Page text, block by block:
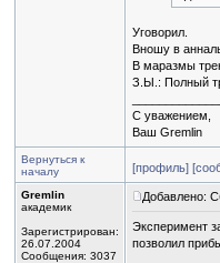
Уговорил.
Вношу в
В маразмы
З.Ы.: Полный
С уважением,
Ваш Gremlin
Вернуться к
началу
[профиль]
Gremlin
академик
Зарегистрирован:
26.07.2004
Сообщения: 3037
Добавлено:
Эксперимент
позволил